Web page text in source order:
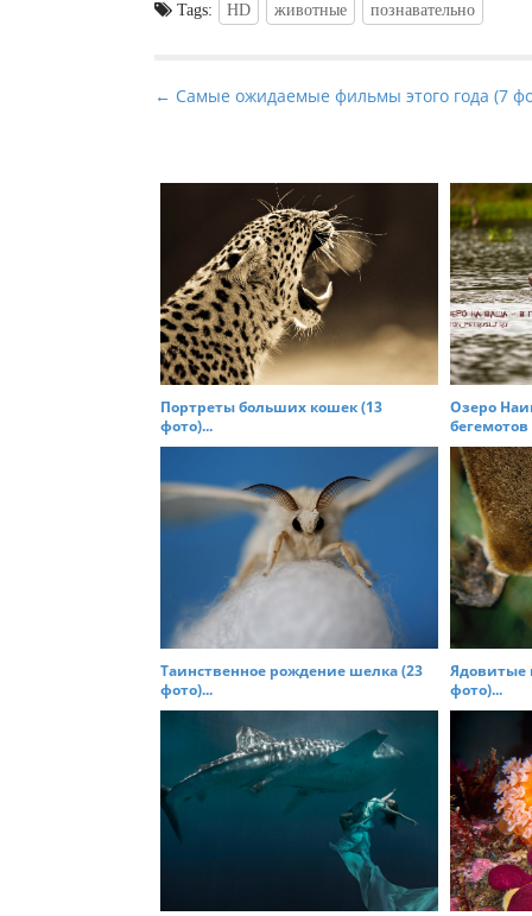
Tags: HD животные познавательно
P
t
g
a
n
← Cамые ожидаемые фильмы этого года (7
Портреты больших кошек (13
фото)...
Озеро
бегемотов
Таинственное рождение шелка (23
фото)...
Ядовитые
фото)...